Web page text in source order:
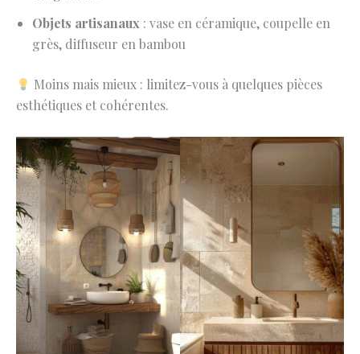
Objets artisanaux : vase en céramique, coupelle en
grès, diffuseur en bambou
Moins mais mieux : limitez-vous à quelques pièces
esthétiques et cohérentes.